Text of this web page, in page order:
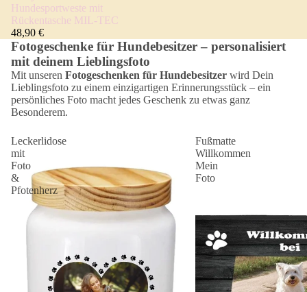
Hundesportweste mit
Rückentasche MIL-TEC
48,90 €
Fotogeschenke für Hundebesitzer – personalisiert
mit deinem Lieblingsfoto
Mit unseren Fotogeschenken für Hundebesitzer wird Dein
Lieblingsfoto zu einem einzigartigen Erinnerungsstück – ein
persönliches Foto macht jedes Geschenk zu etwas ganz
Besonderem.
Leckerlidose
mit
Foto
&
Pfotenherz
Fußmatte
Willkommen
Mein
Foto